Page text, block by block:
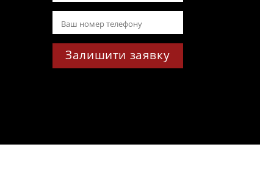
Залишити заявку